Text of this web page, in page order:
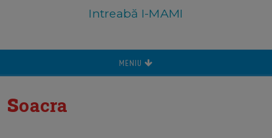
Intreabă I-MAMI
MENIU
soacra